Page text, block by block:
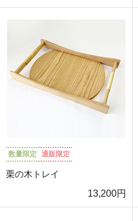
数量限定 通販限定
栗の木トレイ
13,200円